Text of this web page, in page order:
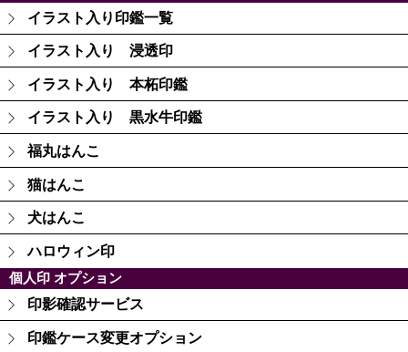
イラスト入り印鑑一覧
イラスト入り 浸透印
イラスト入り 本柘印鑑
イラスト入り 黒水牛印鑑
福丸はんこ
猫はんこ
犬はんこ
ハロウィン印
個人印 オプション
印影確認サービス
印鑑ケース変更オプション